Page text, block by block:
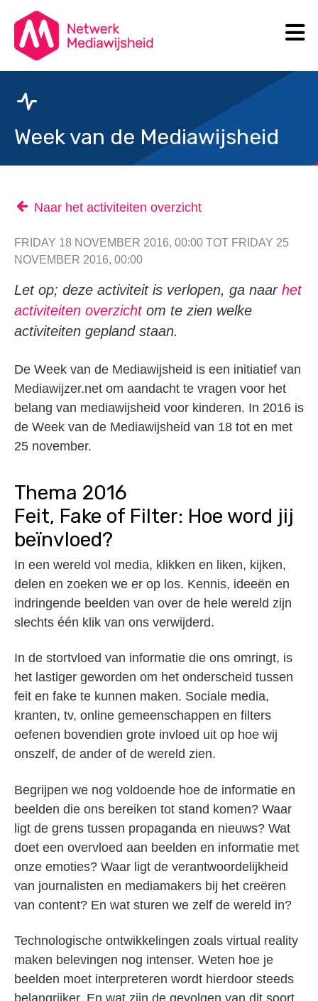
Week van de Mediawijsheid
Naar het activiteiten overzicht
FRIDAY 18 NOVEMBER 2016, 00:00 TOT FRIDAY 25
NOVEMBER 2016, 00:00
Let op; deze activiteit is verlopen, ga naar het
activiteiten overzichtom te zien welke
activiteiten gepland staan.
De Week van de Mediawijsheid is een initiatief van
Mediawijzer.net om aandacht te vragen voor het
belang van mediawijsheid voor kinderen. In 2016 is
de Week van de Mediawijsheid van 18 tot en met
25 november.
Thema 2016
Feit, Fake of Filter: Hoe word jij
beïnvloed?
In een wereld vol media, klikken en liken, kijken,
delen en zoeken we er op los. Kennis, ideeën en
indringende beelden van over de hele wereld zijn
slechts één klik van ons verwijderd.
In de stortvloed van informatie die ons omringt, is
het lastiger geworden om het onderscheid tussen
feit en fake te kunnen maken. Sociale media,
kranten, tv, online gemeenschappen en filters
oefenen bovendien grote invloed uit op hoe wij
onszelf, de ander of de wereld zien.
Begrijpen we nog voldoende hoe de informatie en
beelden die ons bereiken tot stand komen? Waar
ligt de grens tussen propaganda en nieuws? Wat
doet een overvloed aan beelden en informatie met
onze emoties? Waar ligt de verantwoordelijkheid
van journalisten en mediamakers bij het creëren
van content? En wat sturen we zelf de wereld in?
Technologische ontwikkelingen zoals virtual reality
maken belevingen nog intenser. Weten hoe je
beelden moet interpreteren wordt hierdoor steeds